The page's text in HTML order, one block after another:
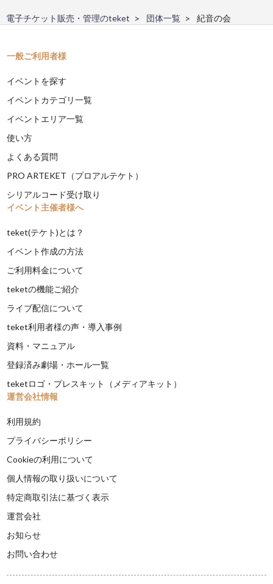
電子チケット販売・管理のteket 団体一覧 紀音の会
一般ご利用者様
イベントを探す
イベントカテゴリ一覧
イベントエリア一覧
使い方
よくある質問
PRO ARTEKET（プロアルテケト）
シリアルコード受け取り
イベント主催者様へ
teket(テケト)とは？
イベント作成の方法
ご利用料金について
teketの機能ご紹介
ライブ配信について
teket利用者様の声・導入事例
資料・マニュアル
登録済み劇場・ホール一覧
teketロゴ・プレスキット（メディアキット）
運営会社情報
利用規約
プライバシーポリシー
Cookieの利用について
個人情報の取り扱いについて
特定商取引法に基づく表示
運営会社
お知らせ
お問い合わせ